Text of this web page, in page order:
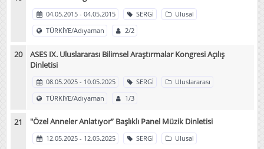
04.05.2015 - 04.05.2015 SERGİ
Ulusal
TÜRKİYE/Adıyaman
2/2
ASES IX. Uluslararası Bilimsel Araştırmalar Kongresi Açılış
Dinletisi
08.05.2025 - 10.05.2025 SERGİ
Uluslararası
TÜRKİYE/Adıyaman
1/3
"Özel Anneler Anlatıyor” Başlıklı Panel Müzik Dinletisi
12.05.2025 - 12.05.2025 SERGİ
Ulusal